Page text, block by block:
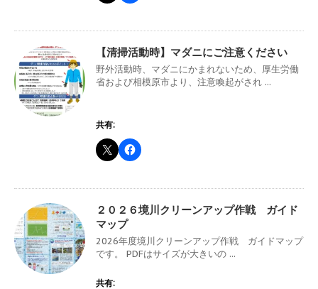
【清掃活動時】マダニにご注意ください
野外活動時、マダニにかまれないため、厚生労働
省および相模原市より、注意喚起がされ ...
共有:
２０２６境川クリーンアップ作戦 ガイド
マップ
2026年度境川クリーンアップ作戦 ガイドマップ
です。 PDFはサイズが大きいの ...
共有: